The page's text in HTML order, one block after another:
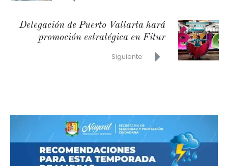
Delegación de Puerto Vallarta hará
promoción estratégica en Fitur
Siguiente